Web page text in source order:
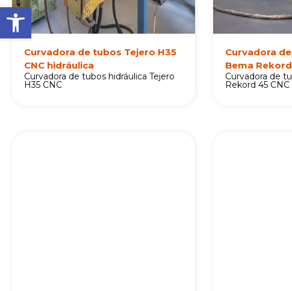
Abrir barra de herramientas
Curvadora de tubos Tejero H35
CNC hidráulica
Curvadora de tubos hidráulica Tejero
H35 CNC
Curvadora
Bema Rekord
Curvadora de
Rekord 45 CNC